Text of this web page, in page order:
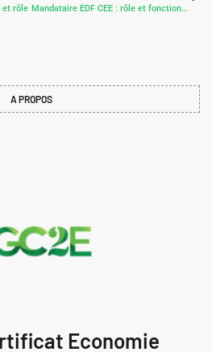
et rôle Mandataire EDF CEE : rôle et fonctionnement
A PROPOS
Economie